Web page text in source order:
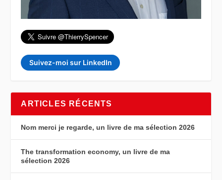
Suivez-moi sur LinkedIn
ARTICLES RÉCENTS
Nom merci je regarde, un livre de ma sélection 2026
The transformation economy, un livre de ma
sélection 2026